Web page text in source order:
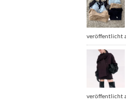
veröffentlicht
veröffentlicht